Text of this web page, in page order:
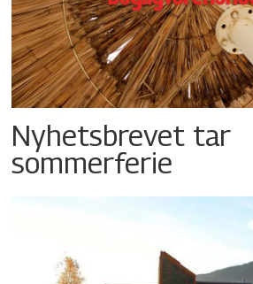
Nyhetsbrevet tar
sommerferie